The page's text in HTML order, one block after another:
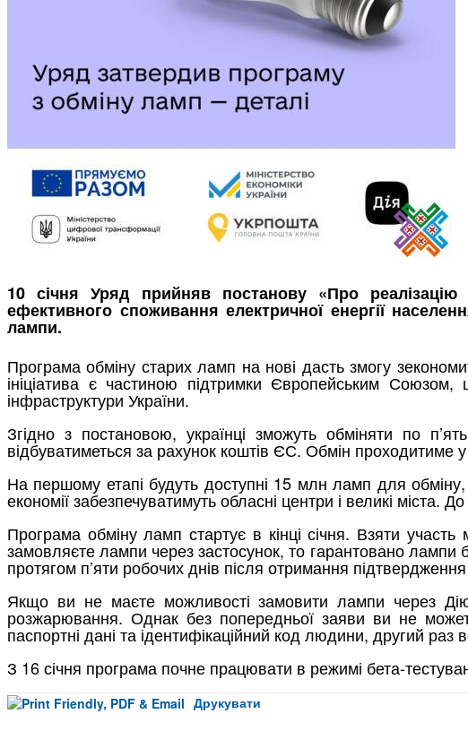
10 січня Уряд прийняв постанову «Про
ефективного споживання електричної енергії
лампи.
Програма обміну старих ламп на нові дасть змогу
ініціатива є частиною підтримки Європейським
інфраструктури України.
Згідно з постановою, українці зможуть обміняти по
відбуватиметься за рахунок коштів ЄС. Обмін проходитиме
На першому етапі будуть доступні 15 млн ламп для
економії забезпечуватимуть обласні центри і великі
Програма обміну ламп стартує в кінці січня. Взяти
замовляєте лампи через застосунок, то гарантовано
протягом п’яти робочих днів після отримання
Якщо ви не маєте можливості замовити лампи через
розжарювання. Однак без попередньої заяви ви не
паспортні дані та ідентифікаційний код людини, другий
З 16 січня програма почне працювати в режимі бета-
Друкувати